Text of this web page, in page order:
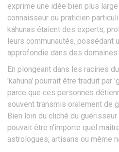
exprime une idée bien plus
connaisseur ou praticien
kahunas étaient des experts,
leurs communautés, possédant
approfondie dans des domaines
En plongeant dans les racines
'kahuna' pourrait être traduit par
parce que ces personnes
souvent transmis oralement de
Bien loin du cliché du guérisseur
pouvait être n'importe quel
astrologues, artisans ou même